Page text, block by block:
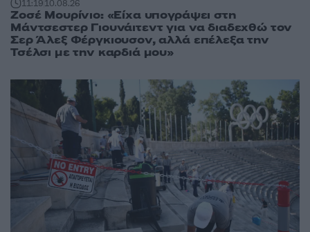
11:1910.08.26
Ζοσέ Μουρίνιο: «Είχα υπογράψει στη
Μάντσεστερ Γιουνάιτεντ για να διαδεχθώ τον
Σερ Άλεξ Φέργκιουσον, αλλά επέλεξα την
Τσέλσι με την καρδιά μου»